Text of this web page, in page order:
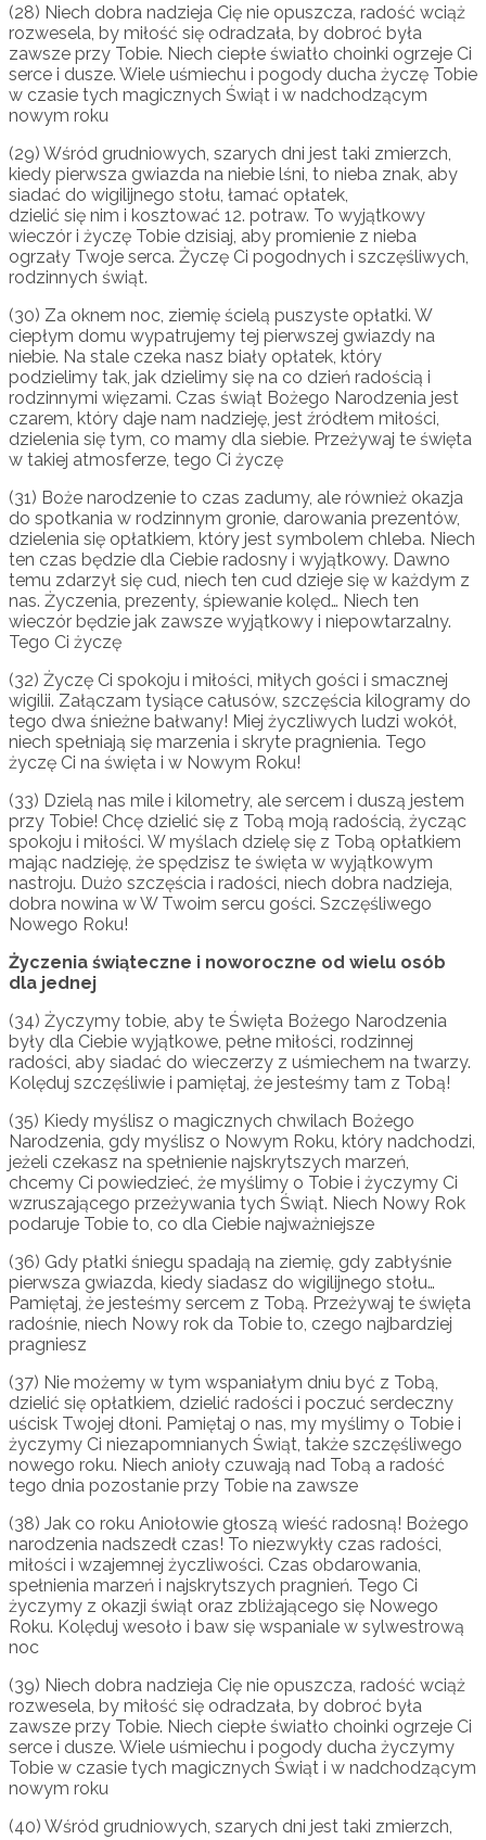
(28) Niech dobra nadzieja Cię nie opuszcza, radość wciąż
rozwesela, by miłość się odradzała, by dobroć była
zawsze przy Tobie. Niech ciepłe światło choinki ogrzeje Ci
serce i dusze. Wiele uśmiechu i pogody ducha życzę Tobie
w czasie tych magicznych Świąt i w nadchodzącym
nowym roku
(29) Wśród grudniowych, szarych dni jest taki zmierzch,
kiedy pierwsza gwiazda na niebie lśni, to nieba znak, aby
siadać do wigilijnego stołu, łamać opłatek,
dzielić się nim i kosztować 12. potraw. To wyjątkowy
wieczór i życzę Tobie dzisiaj, aby promienie z nieba
ogrzały Twoje serca. Życzę Ci pogodnych i szczęśliwych,
rodzinnych świąt.
(30) Za oknem noc, ziemię ścielą puszyste opłatki. W
ciepłym domu wypatrujemy tej pierwszej gwiazdy na
niebie. Na stale czeka nasz biały opłatek, który
podzielimy tak, jak dzielimy się na co dzień radością i
rodzinnymi więzami. Czas świąt Bożego Narodzenia jest
czarem, który daje nam nadzieję, jest źródłem miłości,
dzielenia się tym, co mamy dla siebie. Przeżywaj te święta
w takiej atmosferze, tego Ci życzę
(31) Boże narodzenie to czas zadumy, ale również okazja
do spotkania w rodzinnym gronie, darowania prezentów,
dzielenia się opłatkiem, który jest symbolem chleba. Niech
ten czas będzie dla Ciebie radosny i wyjątkowy. Dawno
temu zdarzył się cud, niech ten cud dzieje się w każdym z
nas. Życzenia, prezenty, śpiewanie kolęd… Niech ten
wieczór będzie jak zawsze wyjątkowy i niepowtarzalny.
Tego Ci życzę
(32) Życzę Ci spokoju i miłości, miłych gości i smacznej
wigilii. Załączam tysiące całusów, szczęścia kilogramy do
tego dwa śnieżne bałwany! Miej życzliwych ludzi wokół,
niech spełniają się marzenia i skryte pragnienia. Tego
życzę Ci na święta i w Nowym Roku!
(33) Dzielą nas mile i kilometry, ale sercem i duszą jestem
przy Tobie! Chcę dzielić się z Tobą moją radością, życząc
spokoju i miłości. W myślach dzielę się z Tobą opłatkiem
mając nadzieję, że spędzisz te święta w wyjątkowym
nastroju. Dużo szczęścia i radości, niech dobra nadzieja,
dobra nowina w W Twoim sercu gości. Szczęśliwego
Nowego Roku!
Życzenia świąteczne i noworoczne od wielu osób
dla jednej
(34) Życzymy tobie, aby te Święta Bożego Narodzenia
były dla Ciebie wyjątkowe, pełne miłości, rodzinnej
radości, aby siadać do wieczerzy z uśmiechem na twarzy.
Kolęduj szczęśliwie i pamiętaj, że jesteśmy tam z Tobą!
(35) Kiedy myślisz o magicznych chwilach Bożego
Narodzenia, gdy myślisz o Nowym Roku, który nadchodzi,
jeżeli czekasz na spełnienie najskrytszych marzeń,
chcemy Ci powiedzieć, że myślimy o Tobie i życzymy Ci
wzruszającego przeżywania tych Świąt. Niech Nowy Rok
podaruje Tobie to, co dla Ciebie najważniejsze
(36) Gdy płatki śniegu spadają na ziemię, gdy zabłyśnie
pierwsza gwiazda, kiedy siadasz do wigilijnego stołu…
Pamiętaj, że jesteśmy sercem z Tobą. Przeżywaj te święta
radośnie, niech Nowy rok da Tobie to, czego najbardziej
pragniesz
(37) Nie możemy w tym wspaniałym dniu być z Tobą,
dzielić się opłatkiem, dzielić radości i poczuć serdeczny
uścisk Twojej dłoni. Pamiętaj o nas, my myślimy o Tobie i
życzymy Ci niezapomnianych Świąt, także szczęśliwego
nowego roku. Niech anioły czuwają nad Tobą a radość
tego dnia pozostanie przy Tobie na zawsze
(38) Jak co roku Aniołowie głoszą wieść radosną! Bożego
narodzenia nadszedł czas! To niezwykły czas radości,
miłości i wzajemnej życzliwości. Czas obdarowania,
spełnienia marzeń i najskrytszych pragnień. Tego Ci
życzymy z okazji świąt oraz zbliżającego się Nowego
Roku. Kolęduj wesoło i baw się wspaniale w sylwestrową
noc
(39) Niech dobra nadzieja Cię nie opuszcza, radość wciąż
rozwesela, by miłość się odradzała, by dobroć była
zawsze przy Tobie. Niech ciepłe światło choinki ogrzeje Ci
serce i dusze. Wiele uśmiechu i pogody ducha życzymy
Tobie w czasie tych magicznych Świąt i w nadchodzącym
nowym roku
(40) Wśród grudniowych, szarych dni jest taki zmierzch,